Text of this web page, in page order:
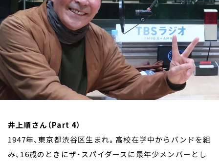
井上順さん（Part 4）
1947年、東京都渋谷区生まれ。高校在学中からバンドを組
み、16歳のときにザ・スパイダースに最年少メンバーとし